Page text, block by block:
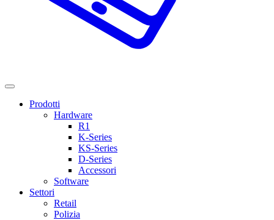
Prodotti
Hardware
R1
K-Series
KS-Series
D-Series
Accessori
Software
Settori
Retail
Polizia